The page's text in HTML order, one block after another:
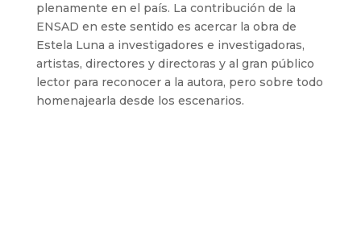
plenamente en el país. La contribución de la
ENSAD en este sentido es acercar la obra de
Estela Luna a investigadores e investigadoras,
artistas, directores y directoras y al gran público
lector para reconocer a la autora, pero sobre todo
homenajearla desde los escenarios.